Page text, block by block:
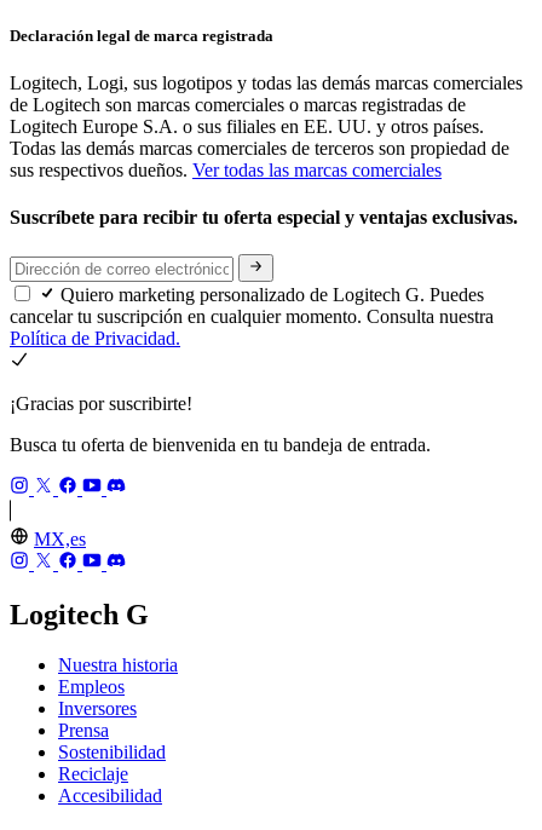
Declaración legal de marca registrada
Logitech, Logi, sus logotipos y todas las demás marcas comerciales
de Logitech son marcas comerciales o marcas registradas de
Logitech Europe S.A. o sus filiales en EE. UU. y otros países.
Todas las demás marcas comerciales de terceros son propiedad de
sus respectivos dueños. Ver todas las marcas comerciales
Suscríbete para recibir tu oferta especial y ventajas exclusivas.
Quiero marketing personalizado de Logitech G. Puedes
cancelar tu suscripción en cualquier momento. Consulta nuestra
Política de Privacidad.
¡Gracias por suscribirte!
Busca tu oferta de bienvenida en tu bandeja de entrada.
MX,es
Logitech G
Nuestra historia
Empleos
Inversores
Prensa
Sostenibilidad
Reciclaje
Accesibilidad